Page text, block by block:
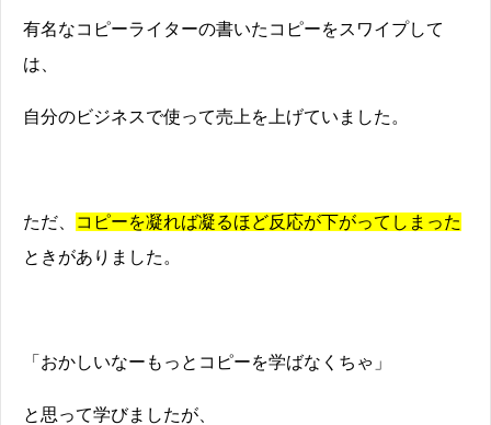
有名なコピーライターの書いたコピーをスワイプして
は、
自分のビジネスで使って売上を上げていました。
ただ、
コピーを凝れば凝るほど反応が下がってしまった
ときがありました。
「おかしいなーもっとコピーを学ばなくちゃ」
と思って学びましたが、